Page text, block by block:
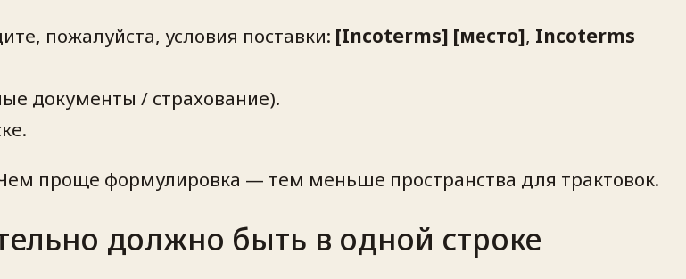
пожалуйста, условия поставки: [Incoterms] [место], Incoterms
документы / страхование).
проще формулировка — тем меньше пространства для трактовок.
должно быть в одной строке